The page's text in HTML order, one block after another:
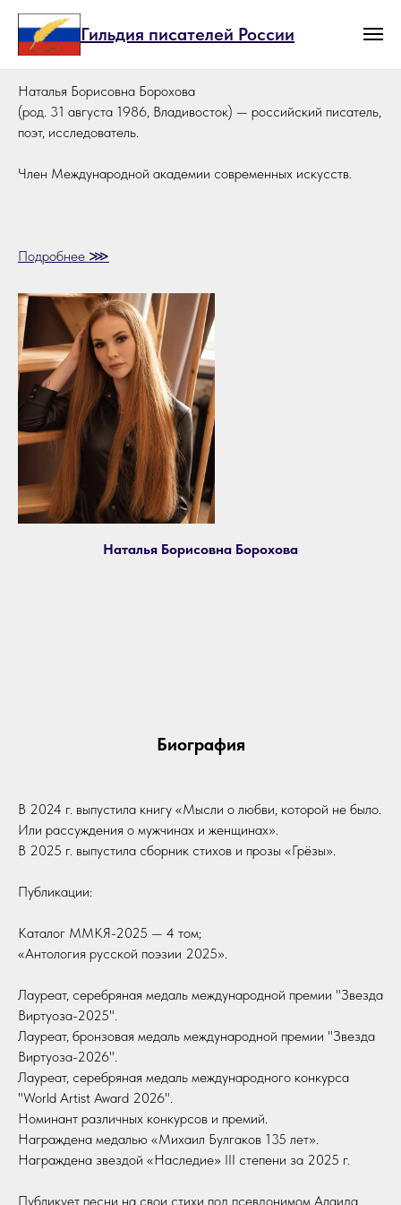
Гильдия писателей России
Наталья Борисовна Борохова
(род. 31 августа 1986, Владивосток) — российский писатель,
поэт, исследователь.
Член Международной академии современных искусств.
Подробнее ⋙
Наталья Борисовна Борохова
Биография
В 2024 г. выпустила книгу «Мысли о любви, которой не было.
Или рассуждения о мужчинах и женщинах».
В 2025 г. выпустила сборник стихов и прозы «Грёзы».
Публикации:
Каталог ММКЯ-2025 — 4 том;
«Антология русской поэзии 2025».
Лауреат, серебряная медаль международной премии "Звезда
Виртуоза-2025".
Лауреат, бронзовая медаль международной премии "Звезда
Виртуоза-2026".
Лауреат, серебряная медаль международного конкурса
"World Artist Award 2026".
Номинант различных конкурсов и премий.
Награждена медалью «Михаил Булгаков 135 лет».
Награждена звездой «Наследие» III степени за 2025 г.
Публикует песни на свои стихи под псевдонимом Алаида.